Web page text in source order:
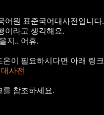
어원 표준국어대사전입니다.
이라고 생각해요.
지.. 어휴.
이 필요하시다면 아래 링
사전
를 참조하세요.